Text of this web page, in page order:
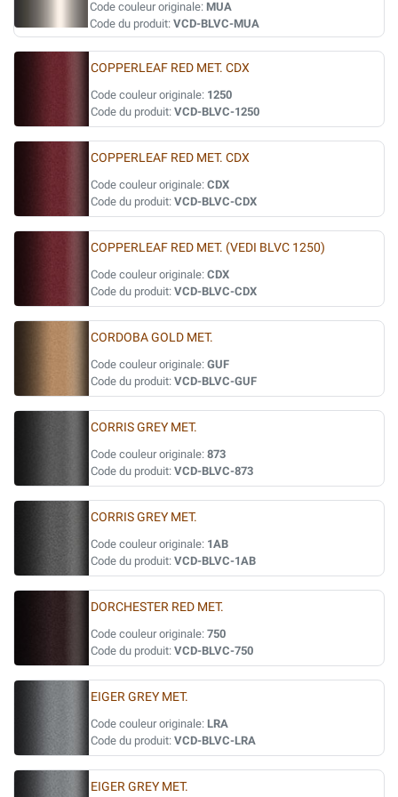
Code couleur originale: MUA
Code du produit: VCD-BLVC-MUA
COPPERLEAF RED MET. CDX
Code couleur originale: 1250
Code du produit: VCD-BLVC-1250
COPPERLEAF RED MET. CDX
Code couleur originale: CDX
Code du produit: VCD-BLVC-CDX
COPPERLEAF RED MET. (VEDI BLVC 1250)
Code couleur originale: CDX
Code du produit: VCD-BLVC-CDX
CORDOBA GOLD MET.
Code couleur originale: GUF
Code du produit: VCD-BLVC-GUF
CORRIS GREY MET.
Code couleur originale: 873
Code du produit: VCD-BLVC-873
CORRIS GREY MET.
Code couleur originale: 1AB
Code du produit: VCD-BLVC-1AB
DORCHESTER RED MET.
Code couleur originale: 750
Code du produit: VCD-BLVC-750
EIGER GREY MET.
Code couleur originale: LRA
Code du produit: VCD-BLVC-LRA
EIGER GREY MET.